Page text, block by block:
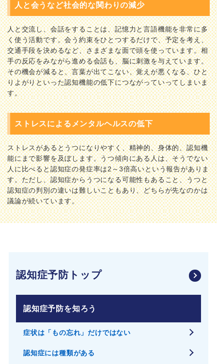
人と会うなど社会的な関わりの減少
人と交流し、会話をすることは、記憶力と言語機能を非常に多
く使う活動です。会う約束をひとつするだけで、予定を考え、
交通手段を決めるなど、さまざまな面で頭を使っています。相
手の反応をみながら進める会話も、脳に刺激を与えています。
その機会が減ると、言葉が出てこない、覚えが悪くなる、ひと
りよがりといった認知機能の低下につながっていってしまいま
す。
ストレスによるメンタルヘルスの低下
ストレスがあるとうつになりやすく、精神的、身体的、認知機
能にまで影響を及ぼします。うつ傾向にある人は、そうでない
人に比べると認知症の発症率は2～3倍高いという報告がありま
す。ただし、認知症からうつになる可能性もあること、うつと
認知症の判別の違いは難しいこともあり、どちらが先なのかは
議論が続いています。
認知症予防トップ
認知症予防を知ろう
症状は「もの忘れ」だけではない
認知症には種類がある